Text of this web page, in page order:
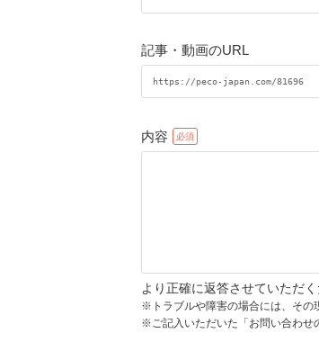
記事・動画のURL
内容
より正確に返答させていただ
※トラブルや障害の場合には、その
※ご記入いただいた「お問い合わせ